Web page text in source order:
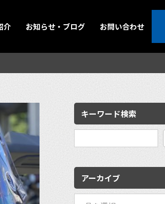
介 お知らせ・ブログ お問い合わせ
キーワード検索
検
アーカイブ